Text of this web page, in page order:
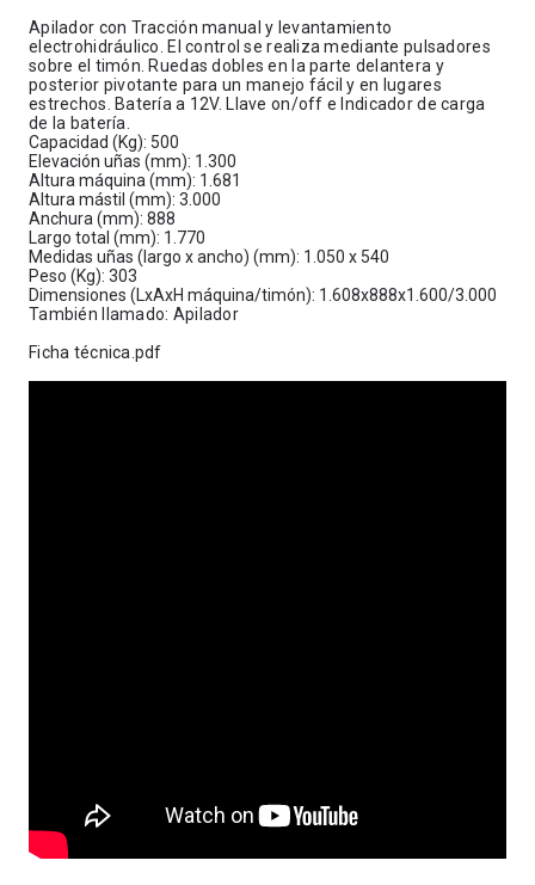
Apilador con Tracción manual y levantamiento
electrohidráulico. El control se realiza mediante pulsadores
sobre el timón. Ruedas dobles en la parte delantera y
posterior pivotante para un manejo fácil y en lugares
estrechos. Batería a 12V. Llave on/off e Indicador de carga
de la batería.
Capacidad (Kg): 500
Elevación uñas (mm): 1.300
Altura máquina (mm): 1.681
Altura mástil (mm): 3.000
Anchura (mm): 888
Largo total (mm): 1.770
Medidas uñas (largo x ancho) (mm): 1.050 x 540
Peso (Kg): 303
Dimensiones (LxAxH máquina/timón): 1.608x888x1.600/3.000
También llamado: Apilador
Ficha técnica.pdf